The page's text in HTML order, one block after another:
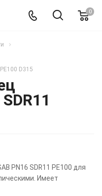
0
D315
PN16 SDR11 PE100 для
Имеет